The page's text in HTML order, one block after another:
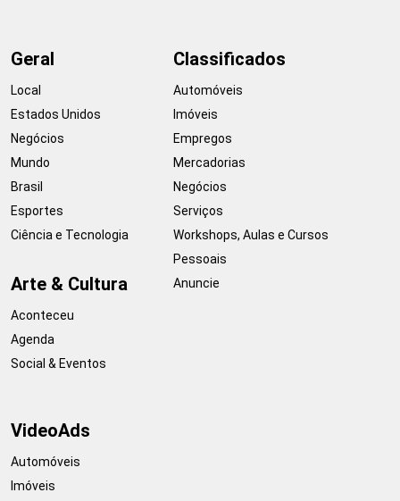
Geral
Local
Estados Unidos
Negócios
Mundo
Brasil
Esportes
Ciência e Tecnologia
Arte & Cultura
Aconteceu
Agenda
Social & Eventos
Classificados
Automóveis
Imóveis
Empregos
Mercadorias
Negócios
Serviços
Workshops, Aulas e Cursos
Pessoais
Anuncie
VideoAds
Automóveis
Imóveis